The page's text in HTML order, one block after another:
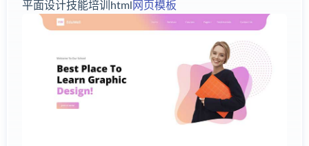
有疑问？请点击复制链接咨询！
平面设计技能培训html 网页模板